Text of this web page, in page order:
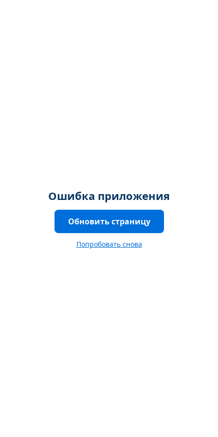
Ошибка приложения
Обновить страницу
Попробовать снова